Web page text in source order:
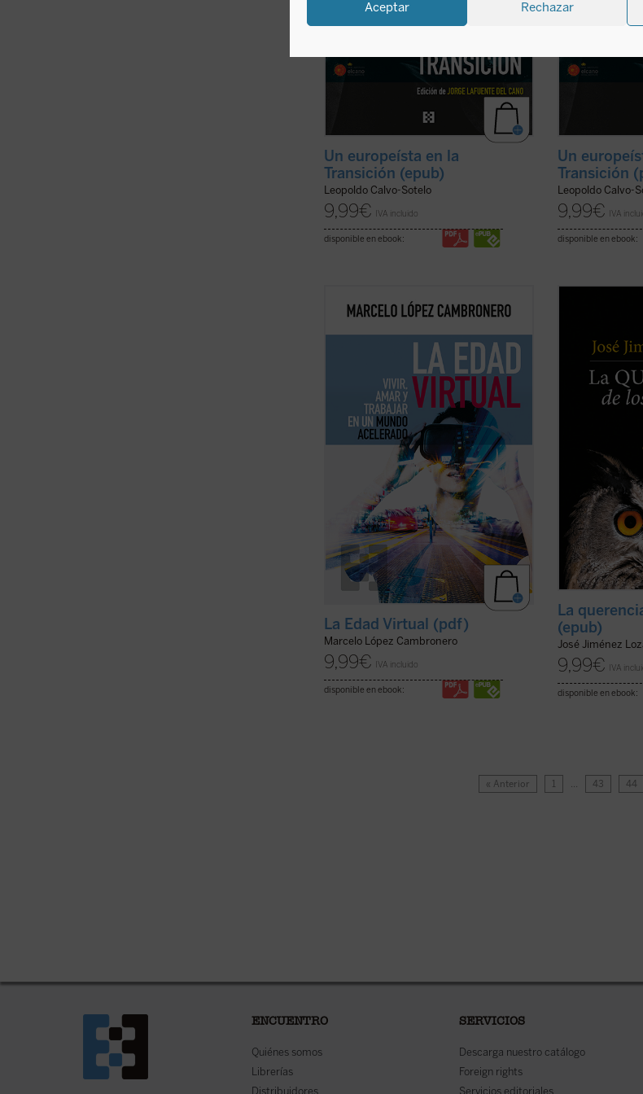
Aceptar Rechazar
Un europeísta en la
Transición (epub)
Leopoldo Calvo-Sotelo
9,99€ IVA incluido
disponible en ebook:
Un
Transición
Leopoldo Calvo-
9,99€ IVA
disponible en ebook:
Este libro intenta mostrar que la
este cambio tecnológico acelerado sino
que, más bien, sucedería al revés: una
radical transformación de nuestra
mirada sobre la realidad habría
provocado el inicio de ...
(ver ficha)
La Edad Virtual (pdf)
Marcelo López Cambronero
9,99€ IVA incluido
disponible en ebook:
Este libro
universo del
vivencias son
que nos sitúan
de la vida que
(ver ficha)
La
(epub)
José Jiménez
9,99€ IVA
disponible en ebook:
« Anterior 1 … 43 44
ENCUENTRO
Quiénes somos
Librerías
Distribuidores
SERVICIOS
Descarga nuestro catálogo
Foreign rights
Servicios editoriales